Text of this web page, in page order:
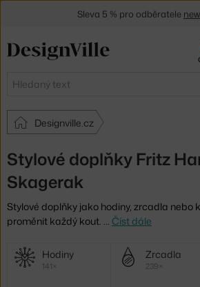
Hledat
Designville.cz
Stylové doplňky Fritz
Skagerak
Stylové doplňky jako hodiny, zrcadla nebo
proměnit každý kout. … Číst dále
Další
kategorie
Hodiny
141×
Zrcadla
239×
Sleva 5 % pro odběratele